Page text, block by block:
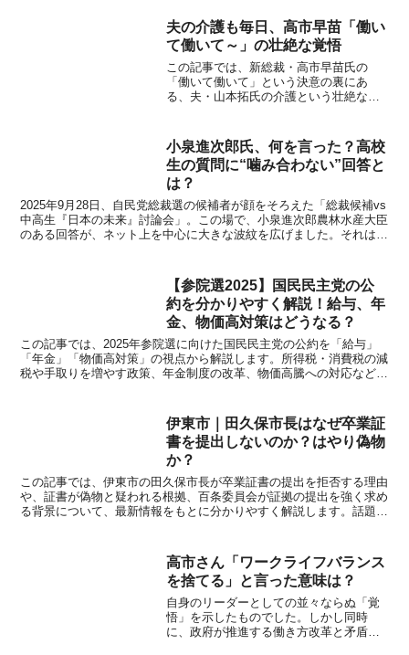
夫の介護も毎日、高市早苗「働い
て働いて～」の壮絶な覚悟
この記事では、新総裁・高市早苗氏の
「働いて働いて」という決意の裏にあ
る、夫・山本拓氏の介護という壮絶な現
氏の覚悟とは。
小泉進次郎氏、何を言った？高校
生の質問に“噛み合わない”回答と
は？
2025年9月28日、自民党総裁選の候補者が顔をそろえた「総裁候補vs
中高生『日本の未来』討論会」。この場で、小泉進次郎農林水産大臣
のある回答が、ネット上を中心に大きな波紋を広げました。それは単
【参院選2025】国民民主党の公
約を分かりやすく解説！給与、年
金、物価高対策はどうなる？
この記事では、2025年参院選に向けた国民民主党の公約を「給与」
「年金」「物価高対策」の視点から解説します。所得税・消費税の減
税や手取りを増やす政策、年金制度の改革、物価高騰への対応など、
伊東市｜田久保市長はなぜ卒業証
書を提出しないのか？はやり偽物
か？
この記事では、伊東市の田久保市長が卒業証書の提出を拒否する理由
や、証書が偽物と疑われる根拠、百条委員会が証拠の提出を強く求め
る背景について、最新情報をもとに分かりやすく解説します。話題の
高市さん「ワークライフバランス
を捨てる」と言った意味は？
自身のリーダーとしての並々ならぬ「覚
悟」を示したものでした。しかし同時
に、政府が推進する働き方改革と矛盾